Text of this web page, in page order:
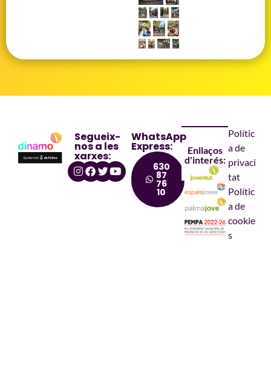
Segueix-
nos a les
xarxes:
WhatsApp
Express:
630
87
76
10
Enllaços
d'interés:
Polític
a de
privaci
tat
Polític
a de
cookie
s